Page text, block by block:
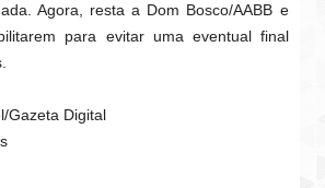
Agora, resta a Dom Bosco/AABB e
para evitar uma eventual final
Gazeta Digital